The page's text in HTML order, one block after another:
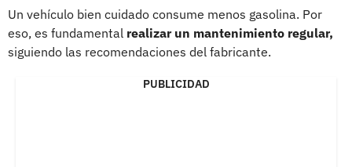
Un vehículo bien cuidado consume menos gasolina. Por
eso, es fundamental realizar un mantenimiento regular,
siguiendo las recomendaciones del fabricante.
PUBLICIDAD